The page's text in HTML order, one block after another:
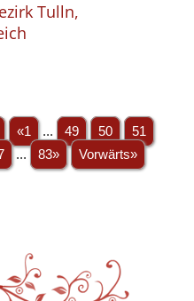
Tulln,
«1 ... 49 50
51
... 83» Vorwärts»